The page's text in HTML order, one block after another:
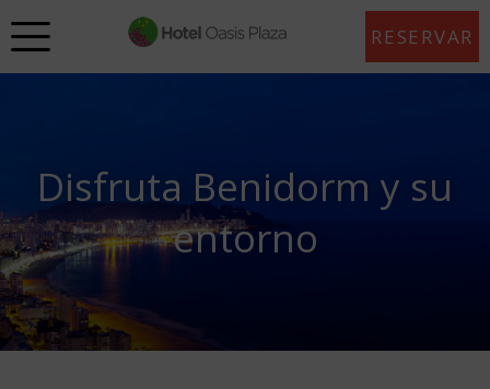
RESERVAR
Disfruta Benidorm y su
entorno